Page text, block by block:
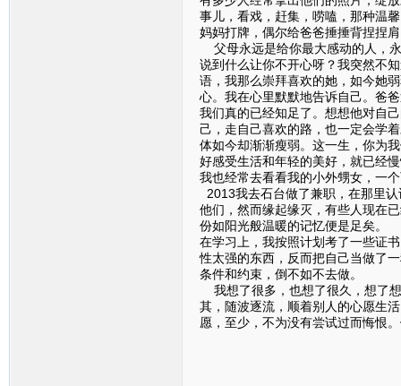
事儿，看戏，赶集，唠嗑，那种温
妈妈打牌，偶尔给爸爸捶捶背捏捏
父母永远是给你最大感动的人，
说到什么让你不开心呀？我突然不
语，我那么崇拜喜欢的她，如今她
心。我在心里默默地告诉自己。爸
我们真的已经知足了。想想他对自
己，走自己喜欢的路，也一定会学
体如今却渐渐瘦弱。这一生，你为
好感受生活和年轻的美好，就已经
我也经常去看看我的小外甥女，一
2013我去石台做了兼职，在那里
他们，然而缘起缘灭，有些人现在
份如阳光般温暖的记忆便是足矣。
在学习上，我按照计划考了一些证
性太强的东西，反而把自己当做了
条件和约束，倒不如不去做。
我想了很多，也想了很久，想了
其，随波逐流，顺着别人的心愿生
愿，至少，不为没有尝试过而悔恨